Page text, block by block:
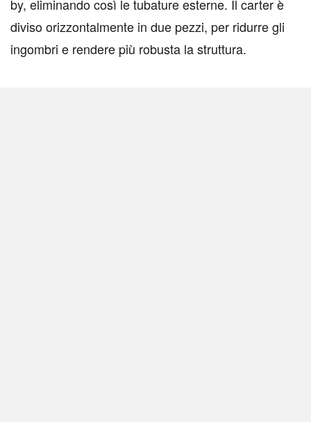
by, eliminando così le tubature esterne. Il carter è
diviso orizzontalmente in due pezzi, per ridurre gli
ingombri e rendere più robusta la struttura.